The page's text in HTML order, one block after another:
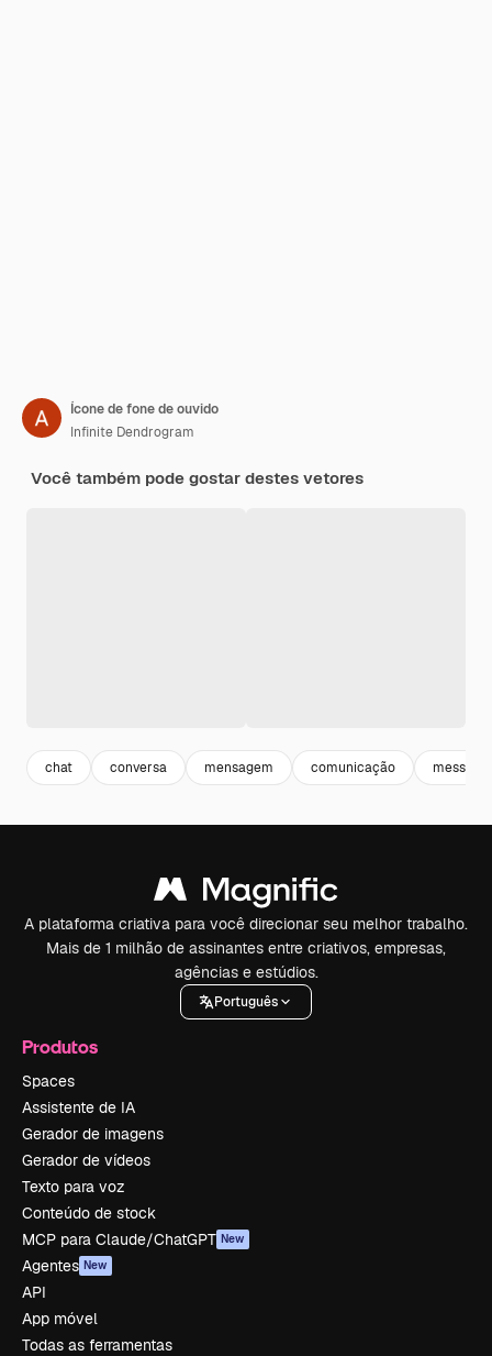
Ícone de fone de ouvido
Infinite Dendrogram
Você também pode gostar destes vetores
chat conversa mensagem comunicação message
A plataforma criativa para você direcionar seu melhor trabalho.
Mais de 1 milhão de assinantes entre criativos, empresas,
agências e estúdios.
Português
Produtos
Spaces
Assistente de IA
Gerador de imagens
Gerador de vídeos
Texto para voz
Conteúdo de stock
MCP para Claude/ChatGPT New
Agentes New
API
App móvel
Todas as ferramentas